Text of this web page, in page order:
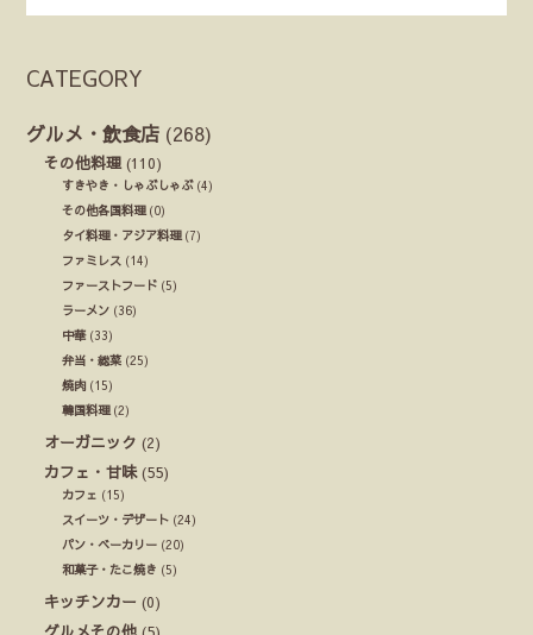
CATEGORY
グルメ・飲食店 (268)
その他料理 (110)
すきやき・しゃぶしゃぶ(4)
その他各国料理(0)
タイ料理・アジア料理(7)
ファミレス (14)
ファーストフード (5)
ラーメン (36)
中華(33)
弁当・総菜 (25)
焼肉 (15)
韓国料理(2)
オーガニック (2)
カフェ・甘味(55)
カフェ (15)
スイーツ・デザート (24)
パン・ベーカリー (20)
和菓子・たこ焼き (5)
キッチンカー (0)
グルメその他 (5)